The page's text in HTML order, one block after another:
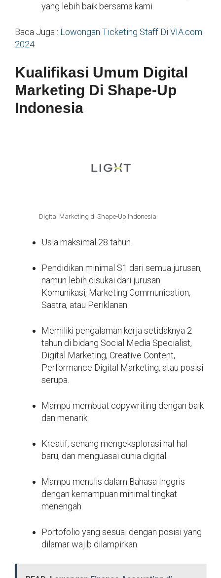
yang lebih baik bersama kami.
Baca Juga : Lowongan Ticketing Staff Di VIA.com
2024
Kualifikasi Umum Digital
Marketing Di Shape-Up
Indonesia
Digital Marketing di Shape-Up Indonesia
Usia maksimal 28 tahun.
Pendidikan minimal S1 dari semua jurusan,
namun lebih disukai dari jurusan
Komunikasi, Marketing Communication,
Sastra, atau Periklanan.
Memiliki pengalaman kerja setidaknya 2
tahun di bidang Social Media Specialist,
Digital Marketing, Creative Content,
Performance Digital Marketing, atau posisi
serupa.
Mampu membuat copywriting dengan baik
dan menarik.
Kreatif, senang mengeksplorasi hal-hal
baru, dan menguasai dunia digital.
Mampu menulis dalam Bahasa Inggris
dengan kemampuan minimal tingkat
menengah.
Portofolio yang sesuai dengan posisi yang
dilamar wajib dilampirkan.